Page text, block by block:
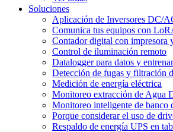
Soluciones
Aplicación de Inversores DC/
Comunica tus equipos con
Contador digital con impresora
Control de iluminación remoto
Datalogger para datos y
Detección de fugas y filtración
Medición de energía eléctrica
Monitoreo extracción de Agua
Monitoreo inteligente de banco
Porque considerar el uso de
Respaldo de energía UPS en